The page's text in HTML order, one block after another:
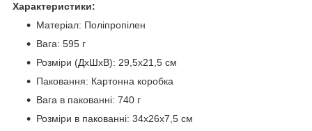
Характеристики:
Матеріал: Поліпропілен
Вага: 595 г
Розміри (ДхШхВ): 29,5х21,5 см
Паковання: Картонна коробка
Вага в пакованні: 740 г
Розміри в пакованні: 34х26х7,5 см